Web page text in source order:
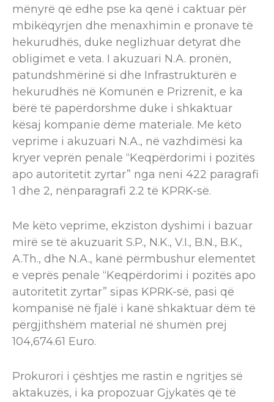
mënyrë që edhe pse ka qenë i caktuar për
mbikëqyrjen dhe menaxhimin e pronave të
hekurudhës, duke neglizhuar detyrat dhe
obligimet e veta. I akuzuari N.A. pronën,
patundshmërinë si dhe Infrastrukturën e
hekurudhës në Komunën e Prizrenit, e ka
bërë të papërdorshme duke i shkaktuar
kësaj kompanie dëme materiale. Me këto
veprime i akuzuari N.A., në vazhdimësi ka
kryer veprën penale “Keqpërdorimi i pozitës
apo autoritetit zyrtar” nga neni 422 paragrafi
1 dhe 2, nënparagrafi 2.2 të KPRK-së.
Me këto veprime, ekziston dyshimi i bazuar
mirë se të akuzuarit​ S.P., N.K., V.I., B.N., B.K.,
A.Th., dhe N.A., kanë përmbushur elementet
e veprës penale “Keqpërdorimi i pozitës apo
autoritetit zyrtar”​ sipas KPRK-së, pasi që
kompanisë në fjalë i kanë shkaktuar dëm të
përgjithshëm material në shumën prej
104,674.61 Euro.
Prokurori i çështjes me rastin e ngritjes së
aktakuzës, i ka propozuar Gjykatës që të